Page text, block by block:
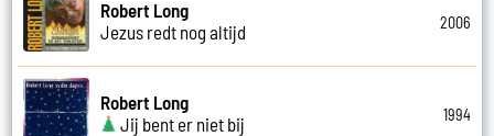
Robert Long
Jezus redt nog altijd
2006
Robert Long
Jij bent er niet bij
1994